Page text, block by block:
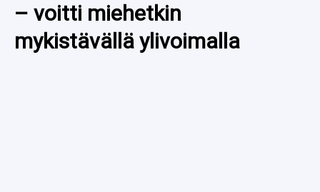
YLEISURHEILU
WILMA HELTELÄ
TALVILAJIT
– voitti miehetkin
mykistävällä ylivoimalla